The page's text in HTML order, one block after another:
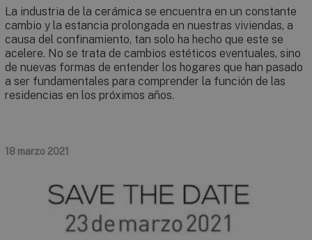
La industria de la cerámica se encuentra en un constante
cambio y la estancia prolongada en nuestras viviendas, a
causa del confinamiento, tan solo ha hecho que este se
acelere. No se trata de cambios estéticos eventuales, sino
de nuevas formas de entender los hogares que han pasado
a ser fundamentales para comprender la función de las
residencias en los próximos años.
18 marzo 2021